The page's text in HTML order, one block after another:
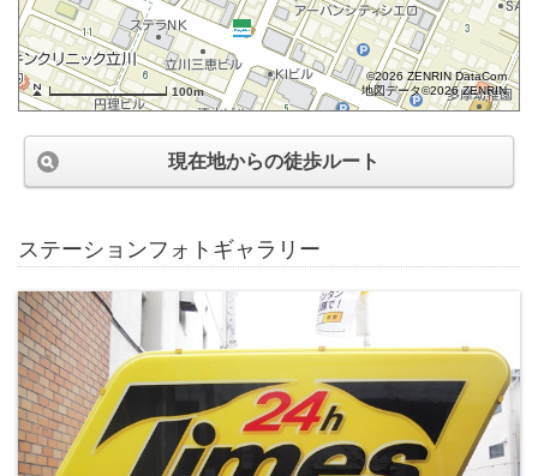
100m
©2026 ZENRIN DataCom
地図データ©2026 ZENRIN
現在地からの徒歩ルート
ステーションフォトギャラリー